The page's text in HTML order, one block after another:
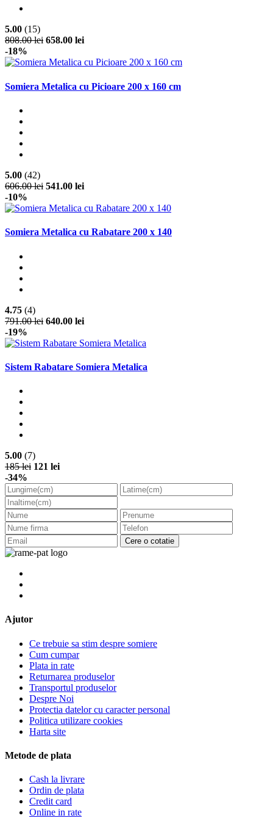
5.00 (15)
808.00 lei 658.00 lei
-18%
Somiera Metalica cu Picioare 200 x 160 cm
5.00 (42)
606.00 lei 541.00 lei
-10%
Somiera Metalica cu Rabatare 200 x 140
4.75 (4)
791.00 lei 640.00 lei
-19%
Sistem Rabatare Somiera Metalica
5.00 (7)
185 lei 121 lei
-34%
Cere o cotatie
Ajutor
Ce trebuie sa stim despre somiere
Cum cumpar
Plata in rate
Returnarea produselor
Transportul produselor
Despre Noi
Protectia datelor cu caracter personal
Politica utilizare cookies
Harta site
Metode de plata
Cash la livrare
Ordin de plata
Credit card
Online in rate